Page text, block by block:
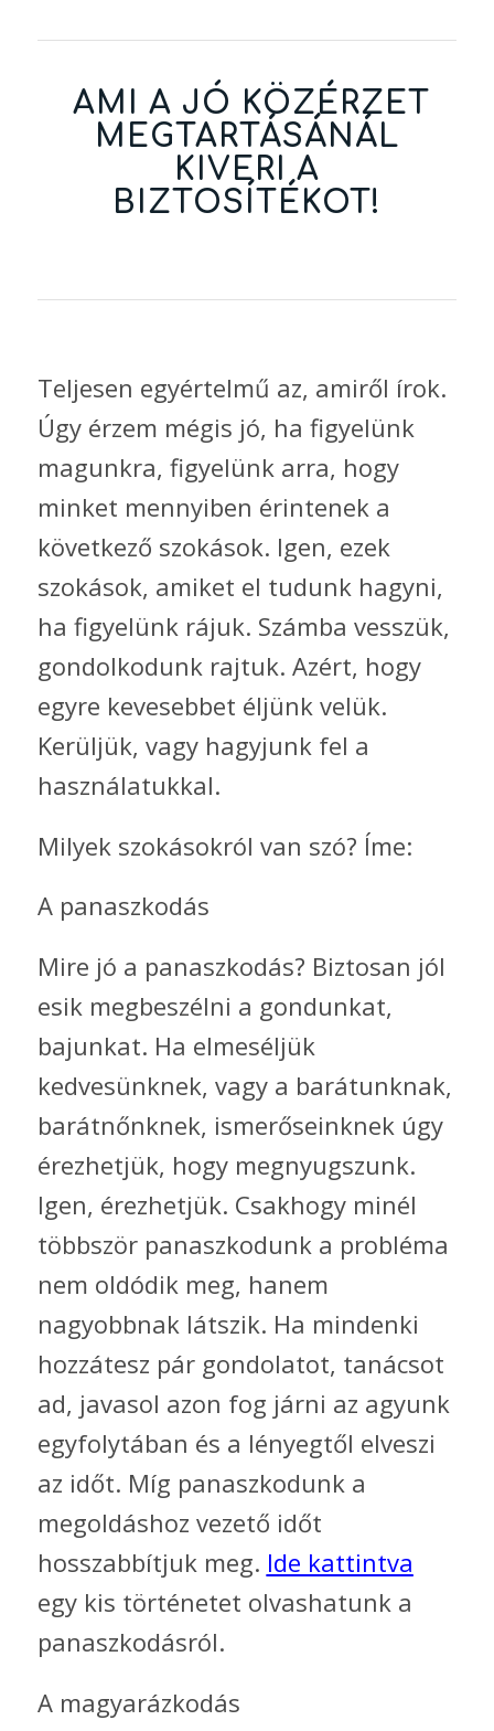
AMI A JÓ KÖZÉRZET
MEGTARTÁSÁNÁL
KIVERI A
BIZTOSÍTÉKOT!
Teljesen egyértelmű az, amiről írok.
Úgy érzem mégis jó, ha figyelünk
magunkra, figyelünk arra, hogy
minket mennyiben érintenek a
következő szokások. Igen, ezek
szokások, amiket el tudunk hagyni,
ha figyelünk rájuk. Számba vesszük,
gondolkodunk rajtuk. Azért, hogy
egyre kevesebbet éljünk velük.
Kerüljük, vagy hagyjunk fel a
használatukkal.
Milyek szokásokról van szó? Íme:
A panaszkodás
Mire jó a panaszkodás? Biztosan jól
esik megbeszélni a gondunkat,
bajunkat. Ha elmeséljük
kedvesünknek, vagy a barátunknak,
barátnőnknek, ismerőseinknek úgy
érezhetjük, hogy megnyugszunk.
Igen, érezhetjük. Csakhogy minél
többször panaszkodunk a probléma
nem oldódik meg, hanem
nagyobbnak látszik. Ha mindenki
hozzátesz pár gondolatot, tanácsot
ad, javasol azon fog járni az agyunk
egyfolytában és a lényegtől elveszi
az időt. Míg panaszkodunk a
megoldáshoz vezető időt
hosszabbítjuk meg. Ide kattintva
egy kis történetet olvashatunk a
panaszkodásról.
A magyarázkodás